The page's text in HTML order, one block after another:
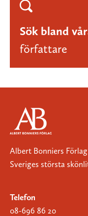
Sök bland
författare
Albert Bonniers
Sveriges största
Telefon
08-696 86 20